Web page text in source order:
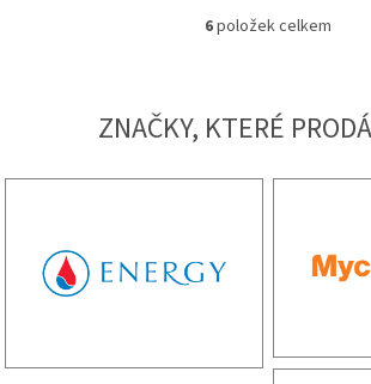
Ovládací
6položek celkem
ZNAČKY, KTERÉ